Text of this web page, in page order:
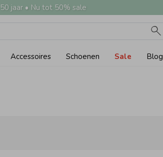
jaar • Nu tot 50% sale
Accessoires Schoenen Sale Blog